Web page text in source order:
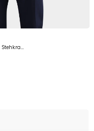
Hinzufügen